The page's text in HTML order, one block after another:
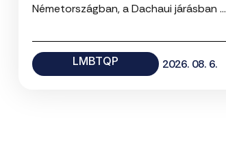
Németországban, a Dachaui járásban ...
LMBTQP 2026. 08. 6.